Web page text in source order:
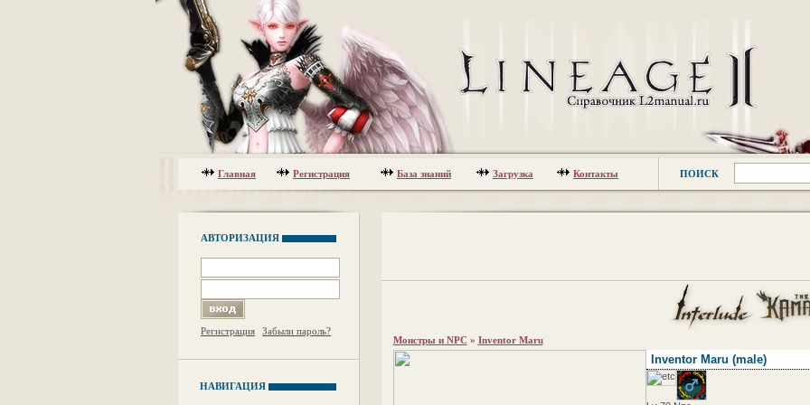
Главная Регистрация База знаний Загрузка Контакты ПОИСК
АВТОРИЗАЦИЯ
Регистрация Забыли пароль?
НАВИГАЦИЯ
Монстры и NPC » Inventor Maru
Inventor Maru (male)